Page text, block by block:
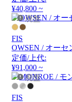
¥40,800 ~
廃盤
FIS
OWSEN / オー
定価/上代:
¥91,000 ~
廃盤
FIS